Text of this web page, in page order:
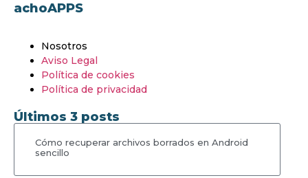
achoAPPS
Nosotros
Aviso Legal
Política de cookies
Política de privacidad
Últimos 3 posts
Cómo recuperar archivos borrados en Android
sencillo